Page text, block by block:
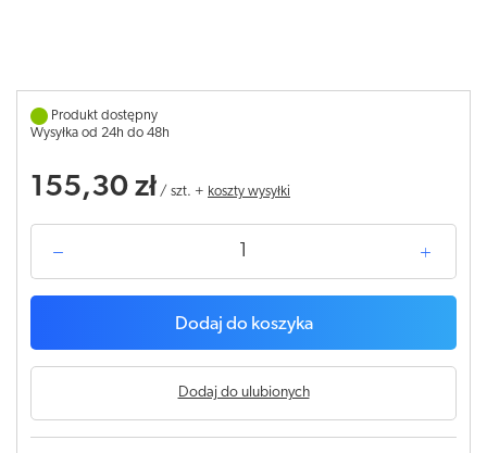
Produkt dostępny
Wysyłka od 24h do 48h
155,30 zł / szt. + koszty wysyłki
Dodaj do koszyka
Dodaj do ulubionych